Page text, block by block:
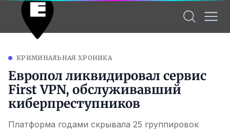
КРИМИНАЛЬНАЯ ХРОНИКА
Европол ликвидировал сервис
First VPN, обслуживавший
киберпреступников
Платформа годами скрывала 25 группировок